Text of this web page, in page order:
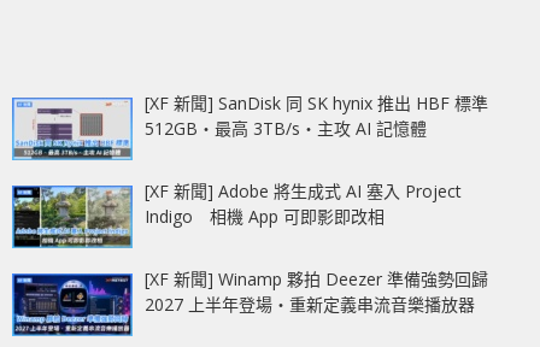
[XF 新聞] SanDisk 同 SK hynix 推出 HBF 標準
512GB‧最高 3TB/s‧主攻 AI 記憶體
[XF 新聞] Adobe 將生成式 AI 塞入 Project
Indigo 相機 App 可即影即改相
[XF 新聞] Winamp 夥拍 Deezer 準備強勢回歸
2027 上半年登場‧重新定義串流音樂播放器